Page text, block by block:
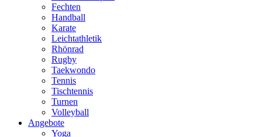
Fechten
Handball
Karate
Leichtathletik
Rhönrad
Rugby
Taekwondo
Tennis
Tischtennis
Turnen
Volleyball
Angebote
Yoga